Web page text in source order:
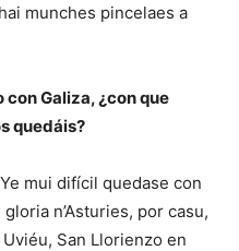
munches pincelaes a
Galiza, ¿con que
quedáis?
mui difícil quedase con
n’Asturies, por casu,
San Llorienzo en